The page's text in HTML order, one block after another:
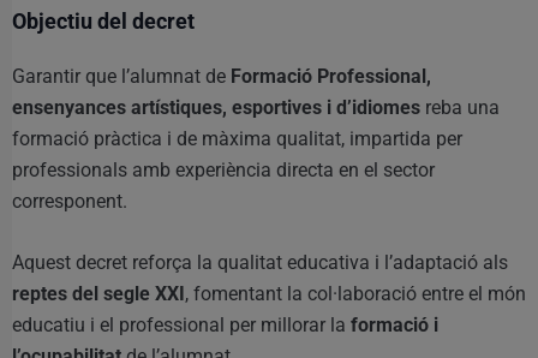
Objectiu del decret
Garantir que l’alumnat de Formació Professional,
ensenyances artístiques, esportives i d’idiomes reba una
formació pràctica i de màxima qualitat, impartida per
professionals amb experiència directa en el sector
corresponent.
Aquest decret reforça la qualitat educativa i l’adaptació als
reptes del segle XXI, fomentant la col·laboració entre el món
educatiu i el professional per millorar la formació i